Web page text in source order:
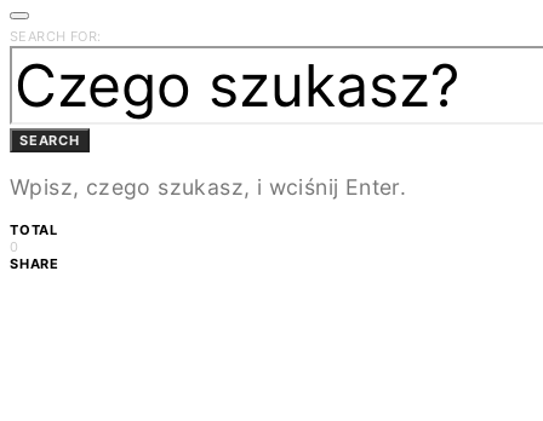
SEARCH FOR:
SEARCH
Wpisz, czego szukasz, i wciśnij Enter.
TOTAL
0
SHARE